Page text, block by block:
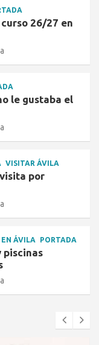
26/27 en
le gustaba el
VISITAR ÁVILA
por
EN ÁVILA PORTADA
piscinas